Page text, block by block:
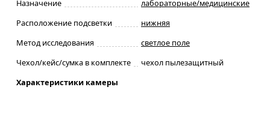
Назначение
лабораторные/медицинские
Расположение подсветки
нижняя
Метод исследования
светлое поле
Чехол/кейс/сумка в комплекте
чехол пылезащитный
Характеристики камеры